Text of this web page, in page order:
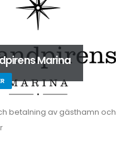
Marina
betalning av gästhamn och